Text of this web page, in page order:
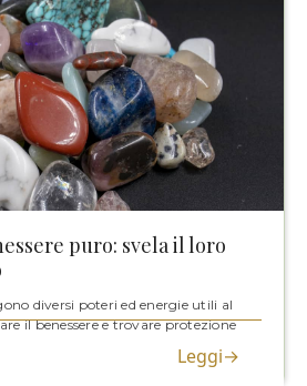
puro: svela il loro
diversi poteri ed energie utili al
il benessere e trovare protezione
Leggi→